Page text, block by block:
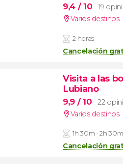
9,4 / 10
19
Varios destinos
2 horas
Cancelación
Visita a las
Lubiano
9,9 / 10
22
Varios destinos
1h 30m - 2h 30m
Cancelación